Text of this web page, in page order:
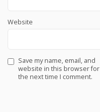
Website
Save my name, email, and
website in this browser for
the next time I comment.